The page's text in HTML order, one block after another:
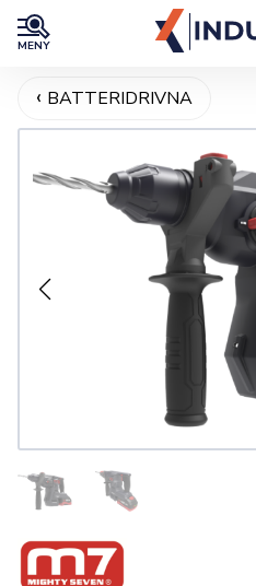
MENY
BATTERIDRIVNA